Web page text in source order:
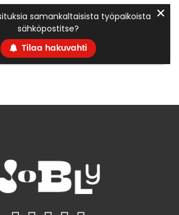
samankaltaisista työpaikoista
sähköpostitse?
Tilaa hakuvahti
✕